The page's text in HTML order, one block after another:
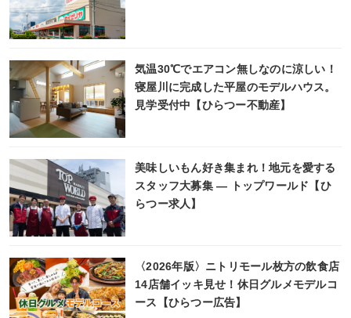
気温30℃でエアコン無しなのに涼しい！
寝屋川に完成した平屋のモデルハウス。
見学受付中【ひらつー不動産】
美味しいもん好き集まれ！地元を愛する
スタッフ大募集 ― トップワールド【ひ
らつー求人】
〈2026年版〉ニトリモール枚方の飲食店
14店舗イッキ見せ！休日グルメモデルコ
ース【ひらつー広告】